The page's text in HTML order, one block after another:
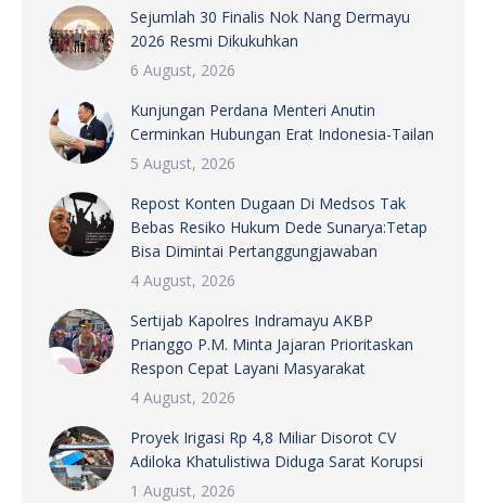
Sejumlah 30 Finalis Nok Nang Dermayu
2026 Resmi Dikukuhkan
6 August, 2026
Kunjungan Perdana Menteri Anutin
Cerminkan Hubungan Erat Indonesia-Tailan
5 August, 2026
Repost Konten Dugaan Di Medsos Tak
Bebas Resiko Hukum Dede Sunarya:Tetap
Bisa Dimintai Pertanggungjawaban
4 August, 2026
Sertijab Kapolres Indramayu AKBP
Prianggo P.M. Minta Jajaran Prioritaskan
Respon Cepat Layani Masyarakat
4 August, 2026
Proyek Irigasi Rp 4,8 Miliar Disorot CV
Adiloka Khatulistiwa Diduga Sarat Korupsi
1 August, 2026